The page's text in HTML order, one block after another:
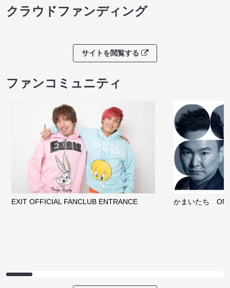
クラウドファンディング
サイトを閲覧する
ファンコミュニティ
EXIT OFFICIAL FANCLUB ENTRANCE かまいたち